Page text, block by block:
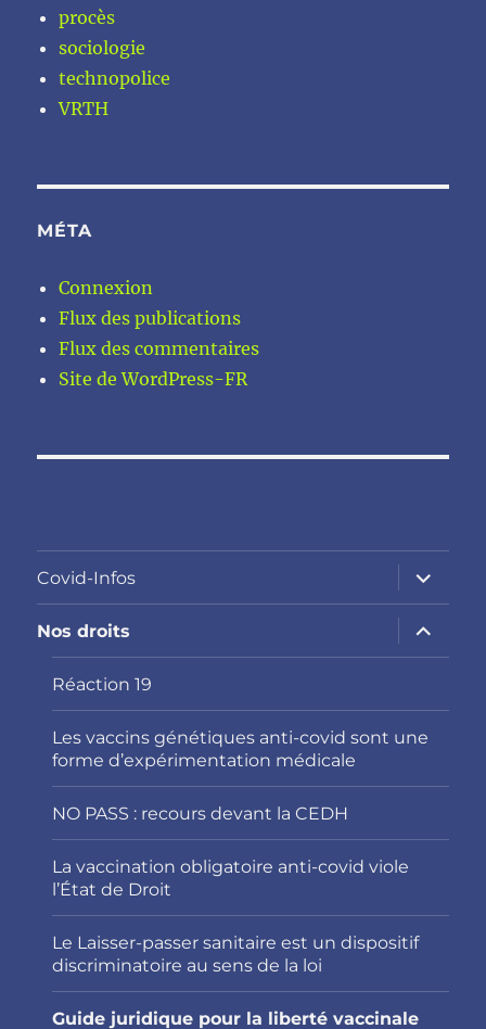
procès
sociologie
technopolice
VRTH
MÉTA
Connexion
Flux des publications
Flux des commentaires
Site de WordPress-FR
Covid-Infos
ouvrir
le
sous-
menu
Nos droits
ouvrir
le
sous-
Réaction 19
Les vaccins génétiques anti-covid sont une
forme d’expérimentation médicale
NO PASS : recours devant la CEDH
La vaccination obligatoire anti-covid viole
l’État de Droit
Le Laisser-passer sanitaire est un dispositif
discriminatoire au sens de la loi
Guide juridique pour la liberté vaccinale